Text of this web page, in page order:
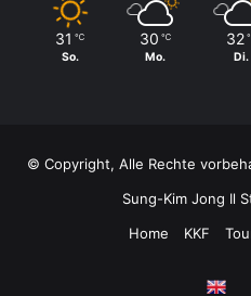
31 ℃
So.
30 ℃
Mo.
32
Di.
© Copyright, Alle Rechte
Sung-Kim Jong Il
Home
KKF